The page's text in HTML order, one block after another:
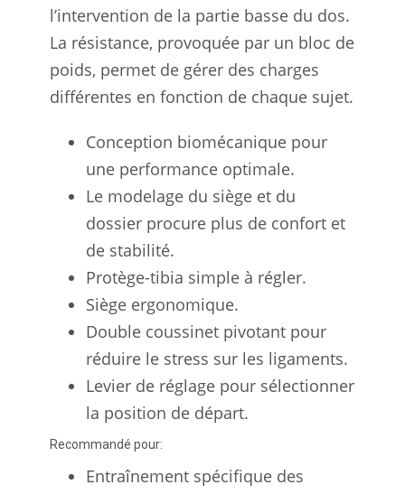
l’intervention de la partie basse du dos.
La résistance, provoquée par un bloc de
poids, permet de gérer des charges
différentes en fonction de chaque sujet.
Conception biomécanique pour
une performance optimale.
Le modelage du siège et du
dossier procure plus de confort et
de stabilité.
Protège-tibia simple à régler.
Siège ergonomique.
Double coussinet pivotant pour
réduire le stress sur les ligaments.
Levier de réglage pour sélectionner
la position de départ.
Recommandé pour:
Entraînement spécifique des